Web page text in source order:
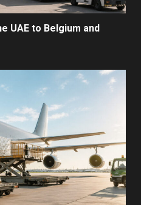
UAE to Belgium and